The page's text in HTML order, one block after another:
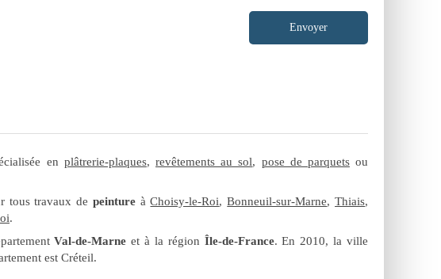
Envoyer
en plâtrerie-plaques, revêtements au sol, pose de parquetsou
tous travaux de peintureàChoisy-le-Roi,Bonneuil-sur-Marne,Thiais,
.
Val-de-Marne et à la région Île-de-France. En 2010, la ville
est Créteil.